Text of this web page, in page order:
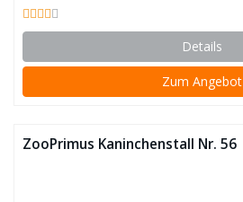
Details
Zum Angebot
ZooPrimus Kaninchenstall Nr. 56